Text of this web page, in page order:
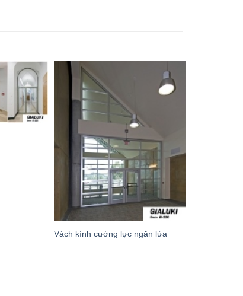
Vách kính cường lực ngăn lửa